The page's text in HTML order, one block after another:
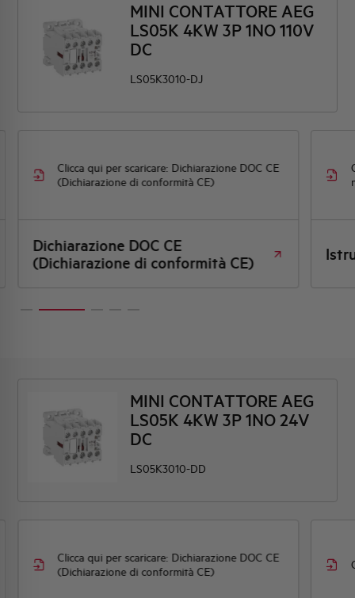
MINI CONTATTORE AEG
LS05K 4KW 3P 1NO 110V
DC
LS05K3010-DJ
Clicca qui per scaricare: Dichiarazione DOC CE
(Dichiarazione di conformità CE)
Dichiarazione DOC CE
(Dichiarazione di conformità CE)
MINI CONTATTORE AEG
LS05K 4KW 3P 1NO 24V
DC
LS05K3010-DD
Clicca qui per scaricare: Dichiarazione DOC CE
(Dichiarazione di conformità CE)